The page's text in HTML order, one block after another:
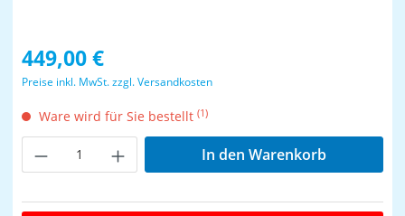
Regulärer Preis:
449,00 €
Preise inkl. MwSt. zzgl. Versandkosten
Ware wird für Sie bestellt (1)
Produkt Anzahl: Gib den gewünschten
In den Warenkorb